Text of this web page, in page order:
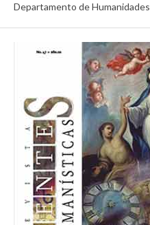
Departamento de Humanidades